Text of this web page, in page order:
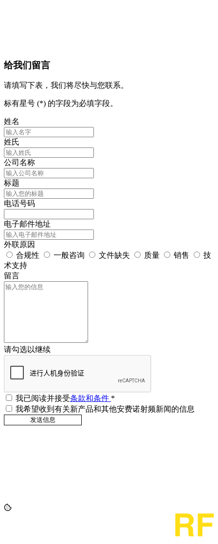
给我们留言
请填写下表，我们将尽快与您联系。
标有星号 (*) 的字段为必填字段。
姓名
姓氏
公司名称
标题
电话号码
电子邮件地址
外联原因
合规性
一般咨询 文件缺失 质量 销售
技
术支持
留言
请勾选以继续
我已阅读并接受条款和条件 *
我希望收到有关新产品和其他安费诺射频新闻的信息